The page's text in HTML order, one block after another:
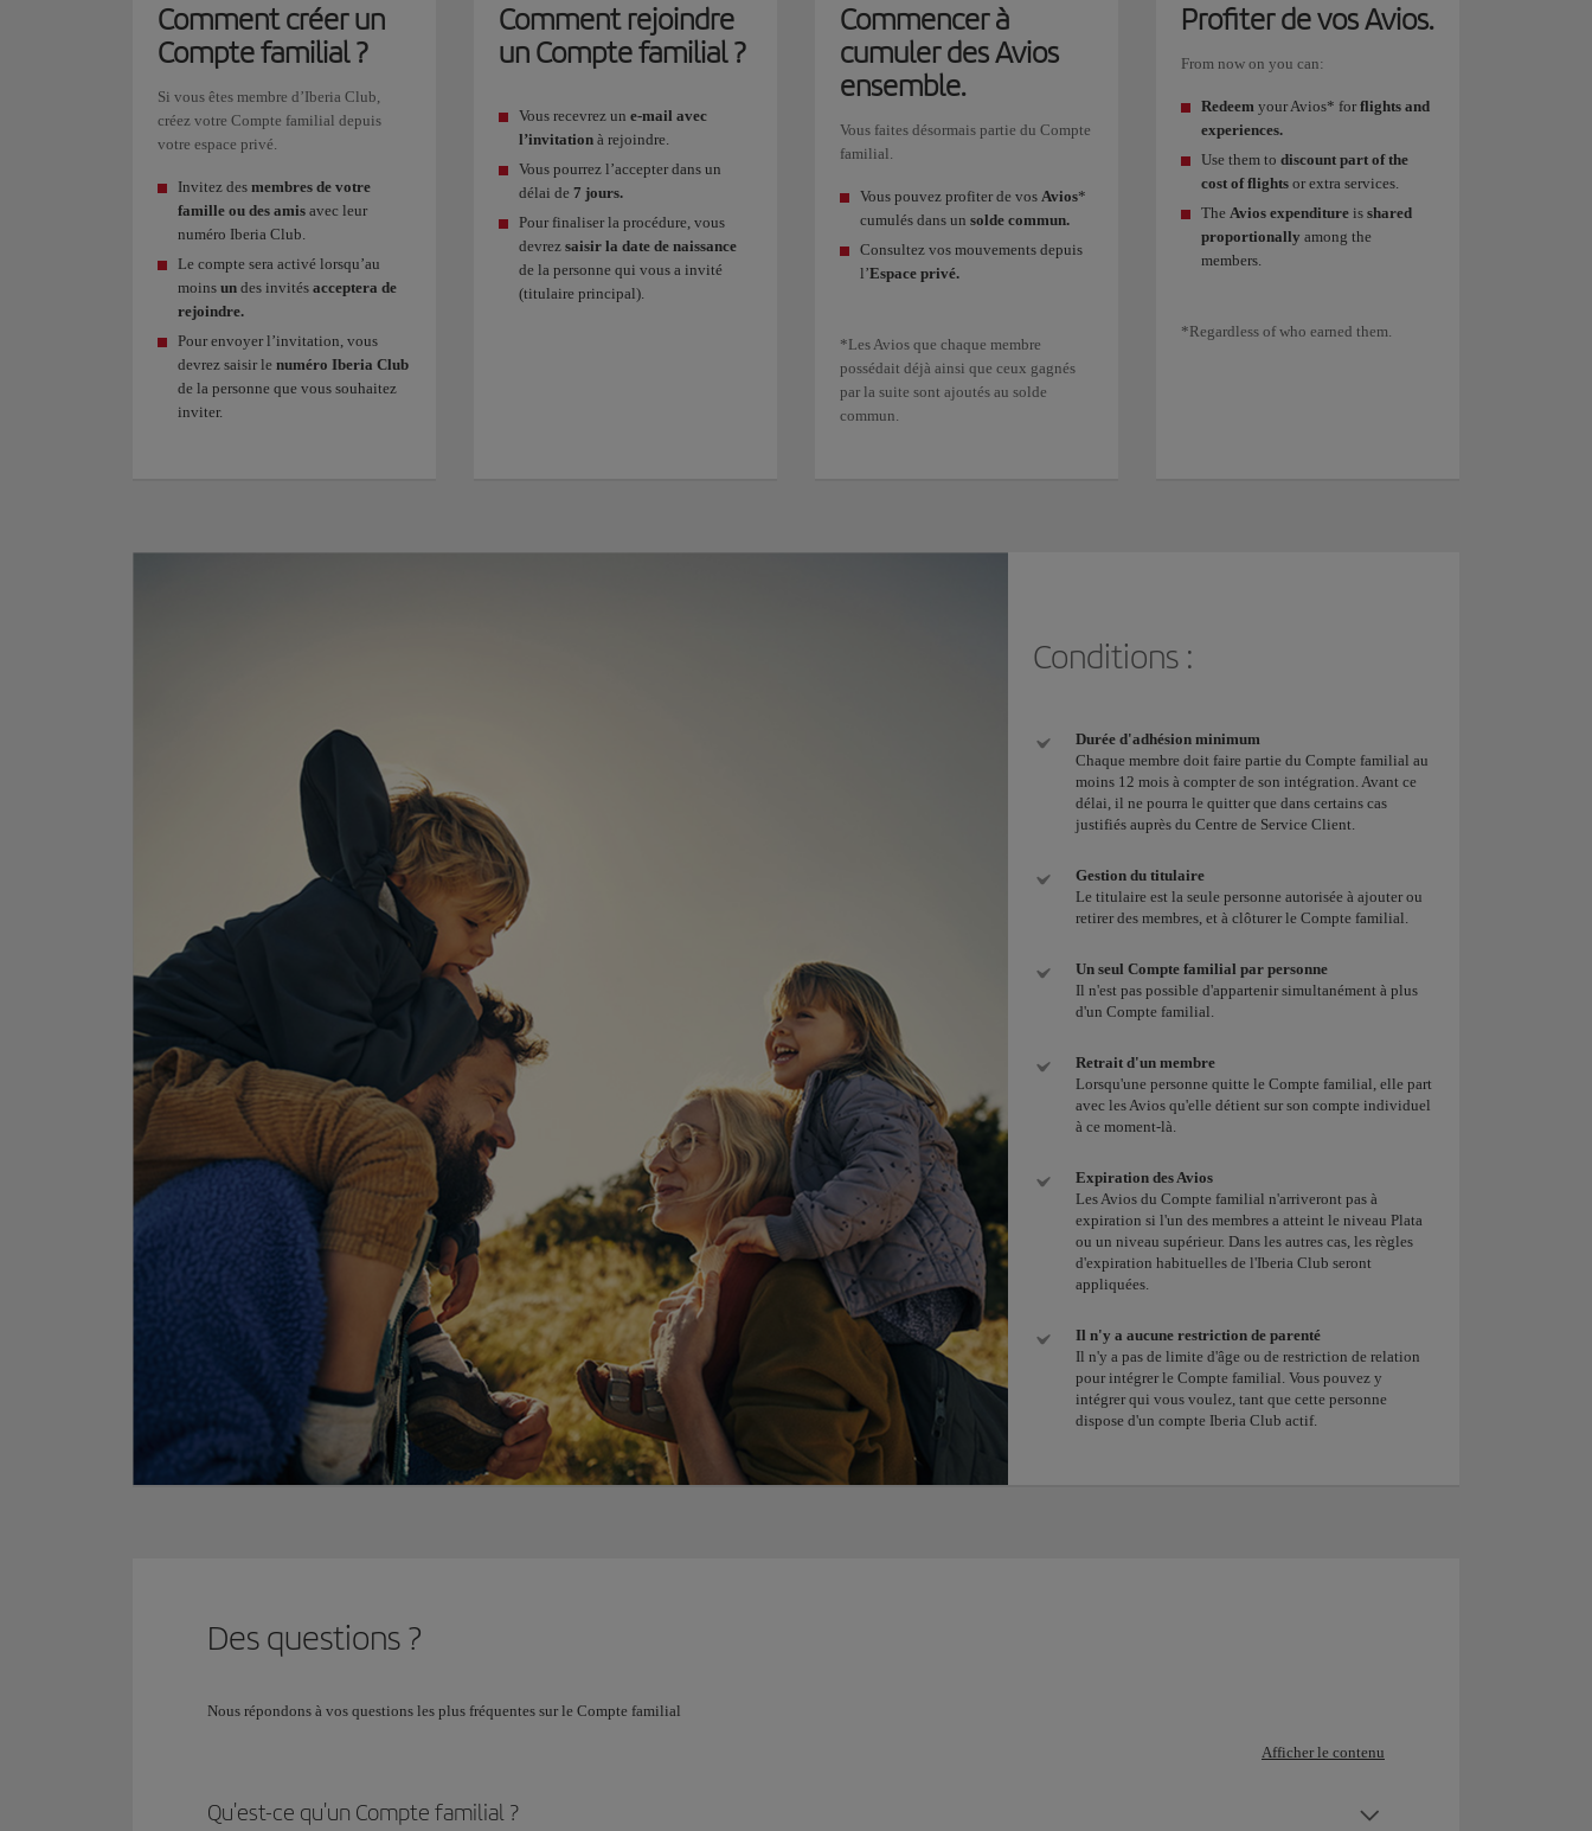
Comment créer un
Compte familial ?
Si vous êtes membre d’Iberia Club,
créez votre Compte familial depuis
votre espace privé.
Invitez des membres de votre
famille ou des amis avec leur
numéro Iberia Club.
Le compte sera activé lorsqu’au
moins un des invités acceptera de
rejoindre.
Pour envoyer l’invitation, vous
devrez saisir le numéro Iberia Club
de la personne que vous souhaitez
inviter.
Comment rejoindre
un Compte familial ?
Vous recevrez un e-mail avec
l’invitation à rejoindre.
Vous pourrez l’accepter dans un
délai de 7 jours.
Pour finaliser la procédure, vous
devrez saisir la date de naissance
de la personne qui vous a invité
(titulaire principal).
Commencer à
cumuler des Avios
ensemble.
Vous faites désormais partie du Compte
familial.
Vous pouvez profiter de vos Avios*
cumulés dans un solde commun.
Consultez vos mouvements depuis
l’Espace privé.
*Les Avios que chaque membre
possédait déjà ainsi que ceux gagnés
par la suite sont ajoutés au solde
commun.
Profiter de vos Avios.
From now on you can:
Redeem your Avios* for flights and
experiences.
Use them to discount part of the
cost of flights or extra services.
The Avios expenditure is shared
proportionally among the
members.
*Regardless of who earned them.
Conditions :
Durée d'adhésion minimum
Chaque membre doit faire partie du Compte familial au
moins 12 mois à compter de son intégration. Avant ce
délai, il ne pourra le quitter que dans certains cas
justifiés auprès du Centre de Service Client.
Gestion du titulaire
Le titulaire est la seule personne autorisée à ajouter ou
retirer des membres, et à clôturer le Compte familial.
Un seul Compte familial par personne
Il n'est pas possible d'appartenir simultanément à plus
d'un Compte familial.
Retrait d'un membre
Lorsqu'une personne quitte le Compte familial, elle part
avec les Avios qu'elle détient sur son compte individuel
à ce moment-là.
Expiration des Avios
Les Avios du Compte familial n'arriveront pas à
expiration si l'un des membres a atteint le niveau Plata
ou un niveau supérieur. Dans les autres cas, les règles
d'expiration habituelles de l'Iberia Club seront
appliquées.
Il n'y a aucune restriction de parenté
Il n'y a pas de limite d'âge ou de restriction de relation
pour intégrer le Compte familial. Vous pouvez y
intégrer qui vous voulez, tant que cette personne
dispose d'un compte Iberia Club actif.
Des questions ?
Nous répondons à vos questions les plus fréquentes sur le Compte familial
Afficher le contenu
Qu'est-ce qu'un Compte familial ?